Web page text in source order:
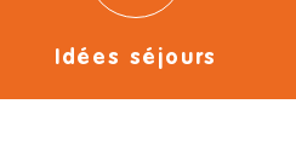
Idées séjours